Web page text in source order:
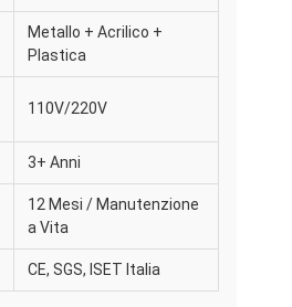
Metallo + Acrilico +
Plastica
110V/220V
3+ Anni
12 Mesi / Manutenzione
a Vita
CE, SGS, ISET Italia